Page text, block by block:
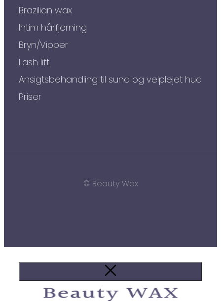
Brazilian wax
Intim hårfjerning
Bryn/Vipper
Lash lift
Ansigtsbehandling til sund og velplejet hud
Priser
© Beauty Wax